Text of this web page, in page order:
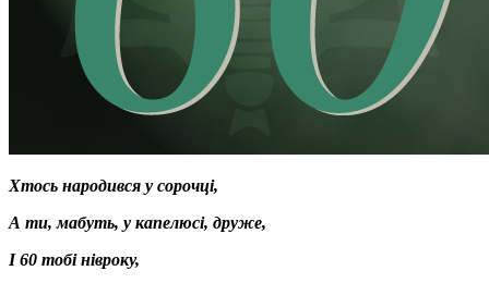
Хтось народився у сорочці,
А ти, мабуть, у капелюсі, друже,
І 60 тобі нівроку,